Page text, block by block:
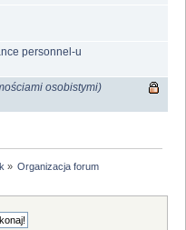
personnel-u
osobistymi)
» Organizacja forum